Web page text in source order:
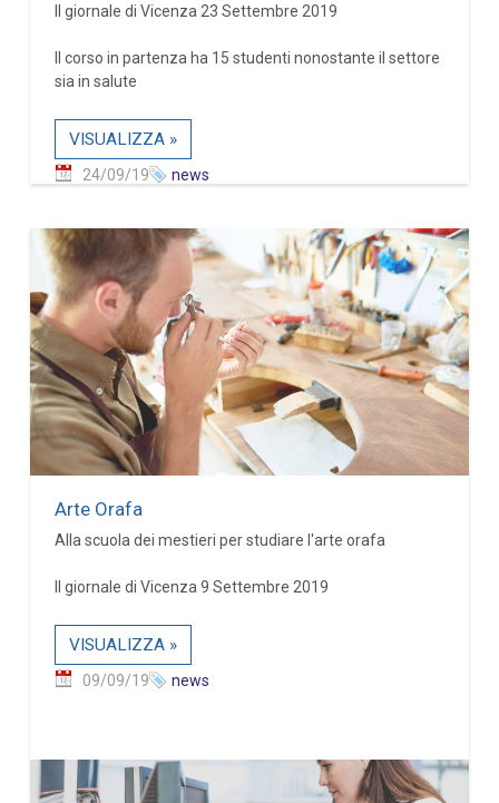
Il giornale di Vicenza 23 Settembre 2019
Il corso in partenza ha 15 studenti nonostante il settore
sia in salute
VISUALIZZA »
24/09/19 news
Arte Orafa
Alla scuola dei mestieri per studiare l'arte orafa
Il giornale di Vicenza 9 Settembre 2019
VISUALIZZA »
09/09/19 news